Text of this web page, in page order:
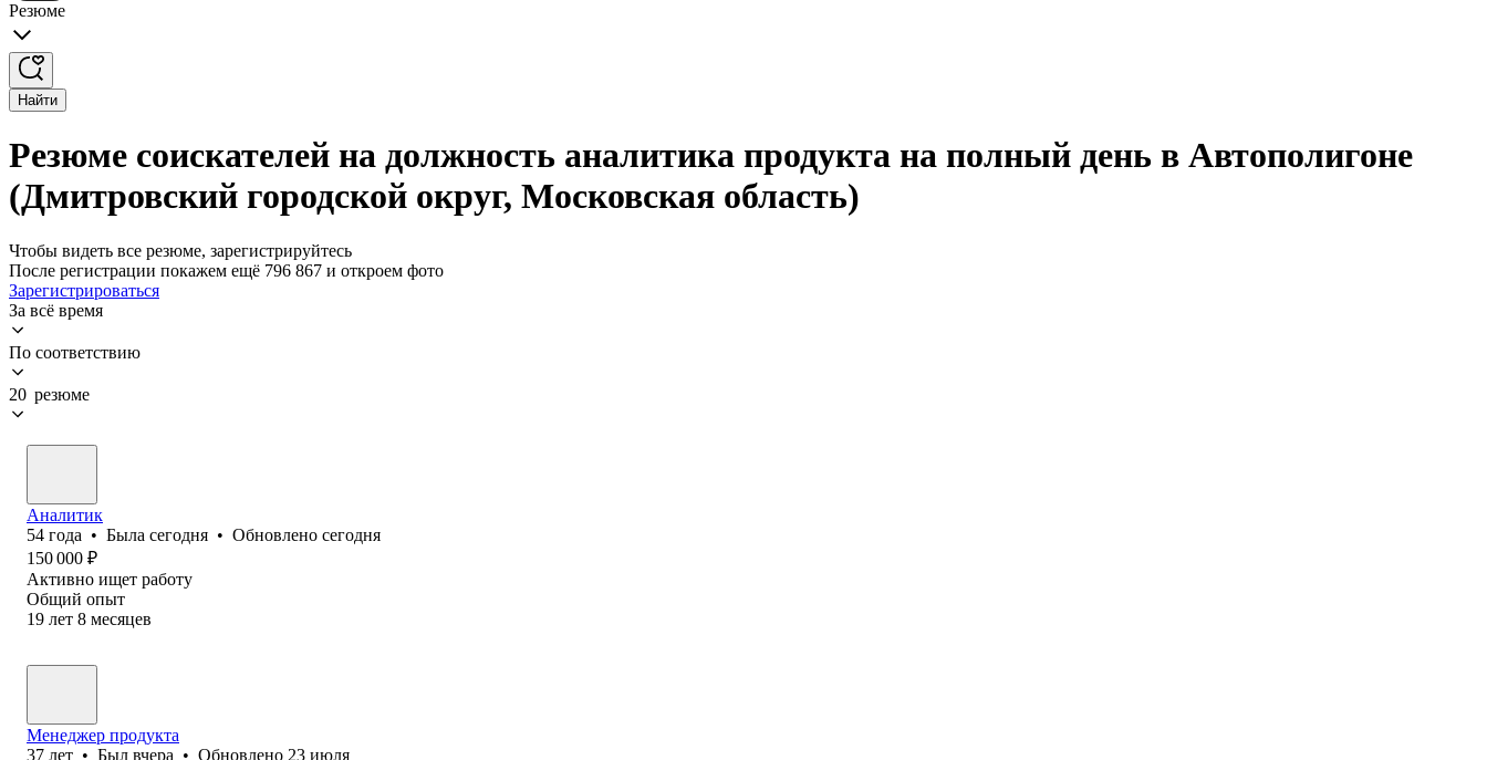
Резюме
Найти
Резюме соискателей на должность аналитика продукта на полный день в Автополигоне
(Дмитровский городской округ, Московская область)
Чтобы видеть все резюме, зарегистрируйтесь
После регистрации покажем ещё 796 867 и откроем фото
Зарегистрироваться
За всё время
По соответствию
20 резюме
Аналитик
54 года • Была сегодня • Обновлено сегодня
150 000 ₽
Активно ищет работу
Общий опыт
19 лет 8 месяцев
Менеджер продукта
37 лет • Был вчера • Обновлено 23 июля